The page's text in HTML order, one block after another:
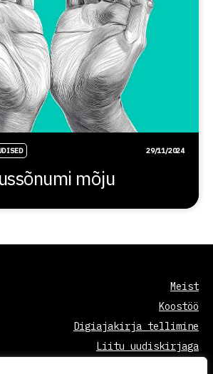
29/11/2024
mõju
Meist
Koostöö
Digiajakirja tellimine
Liitu uudiskirjaga